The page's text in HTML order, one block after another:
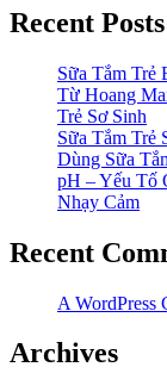
Recent Posts
Sữa Tắm Trẻ
Từ Hoang
Trẻ Sơ Sinh
Sữa Tắm Trẻ
Dùng Sữa
pH – Yếu Tố
Nhạy Cảm
Recent
A WordPress
Archives